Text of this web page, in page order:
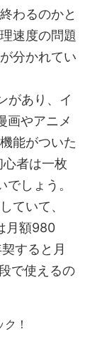
わるのかと
速度の問題
分かれてい
があり、イ
画やアニメ
能がついた
者は一枚
しょう。
ていて、
月額980
すると月
で使えるの
！